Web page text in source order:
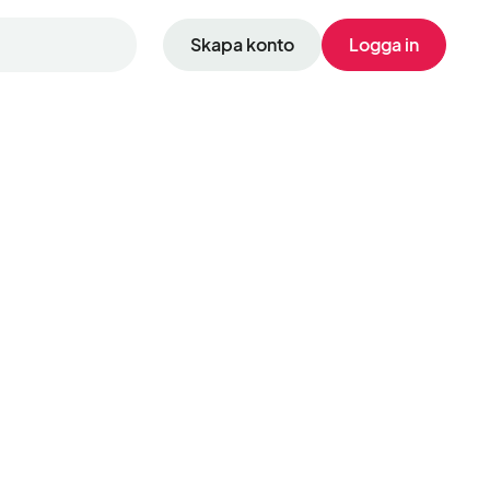
Skapa konto Logga in